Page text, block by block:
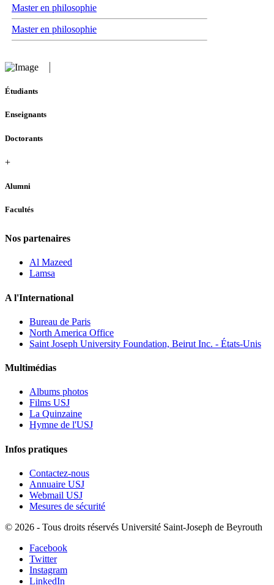
Master en philosophie
Master en philosophie
Étudiants
Enseignants
Doctorants
+
Alumni
Facultés
Nos partenaires
Al Mazeed
Lamsa
A l'International
Bureau de Paris
North America Office
Saint Joseph University Foundation, Beirut Inc. - États-Unis
Multimédias
Albums photos
Films USJ
La Quinzaine
Hymne de l'USJ
Infos pratiques
Contactez-nous
Annuaire USJ
Webmail USJ
Mesures de sécurité
© 2026 - Tous droits réservés Université Saint-Joseph de Beyrouth
Facebook
Twitter
Instagram
LinkedIn